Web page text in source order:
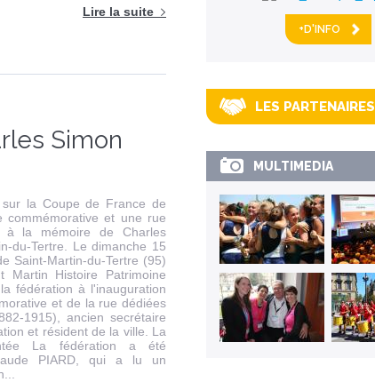
Lire la suite
Simon
la Coupe de France de
commémorative et une rue
à la mémoire de Charles
du-Tertre. Le dimanche 15
Saint-Martin-du-Tertre (95)
Martin Histoire Patrimoine
fédération à l'inauguration
et de la rue dédiées
1915), ancien secrétaire
et résident de la ville. La
La fédération a été
PIARD, qui a lu un
+D'INFO
LES PARTENAIRES
MULTIMEDIA